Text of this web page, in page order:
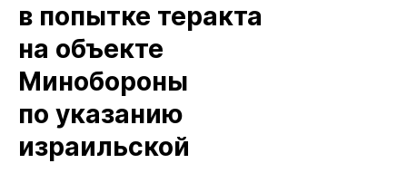
в попытке теракта
на объекте
Минобороны
по указанию
израильской